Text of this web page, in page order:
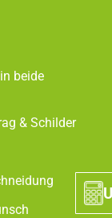
beide
& Schilder